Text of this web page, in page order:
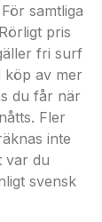
samtliga
pris
fri surf
köp av mer
du får när
Fler
inte
var du
svensk